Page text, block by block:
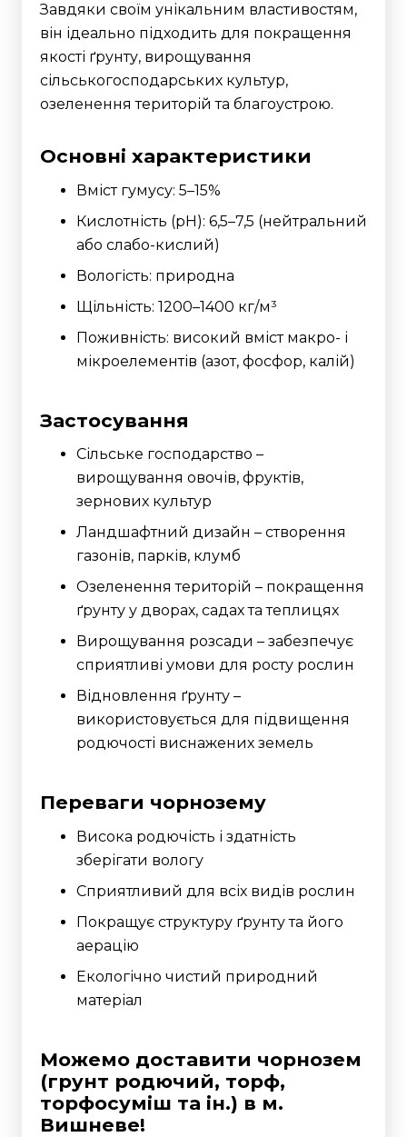
Завдяки своїм унікальним властивостям,
він ідеально підходить для покращення
якості ґрунту, вирощування
сільськогосподарських культур,
озеленення територій та благоустрою.
Основні характеристики
Вміст гумусу: 5–15%
Кислотність (pH): 6,5–7,5 (нейтральний
або слабо-кислий)
Вологість: природна
Щільність: 1200–1400 кг/м³
Поживність: високий вміст макро- і
мікроелементів (азот, фосфор, калій)
Застосування
Сільське господарство –
вирощування овочів, фруктів,
зернових культур
Ландшафтний дизайн – створення
газонів, парків, клумб
Озеленення територій – покращення
ґрунту у дворах, садах та теплицях
Вирощування розсади – забезпечує
сприятливі умови для росту рослин
Відновлення ґрунту –
використовується для підвищення
родючості виснажених земель
Переваги чорнозему
Висока родючість і здатність
зберігати вологу
Сприятливий для всіх видів рослин
Покращує структуру ґрунту та його
аерацію
Екологічно чистий природний
матеріал
Можемо доставити чорнозем
(грунт родючий, торф,
торфосуміш та ін.) в м.
Вишневе!